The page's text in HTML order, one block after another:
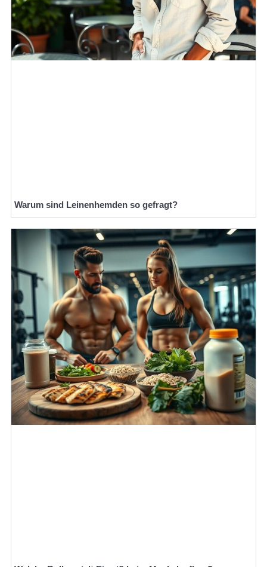
Warum sind Leinenhemden so gefragt?